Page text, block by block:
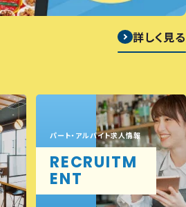
詳しく見る
パート・アルバイト求人情報
RECRUITM
ENT